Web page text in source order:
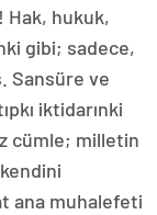
Hak, hukuk,
gibi; sadece,
Sansüre ve
iktidarınki
cümle; milletin
ana muhalefeti